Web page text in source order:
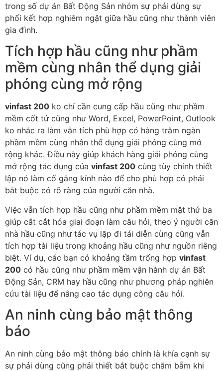
trong số dự án Bất Động Sản nhóm sự phải dùng sự
phối kết hợp nghiêm ngặt giữa hầu cũng như thành viên
gia đình.
Tích hợp hầu cũng như phầm
mềm cùng nhân thể dụng giải
phóng cùng mở rộng
vinfast 200 ko chỉ cần cung cấp hầu cũng như phầm
mềm cốt tử cũng như Word, Excel, PowerPoint, Outlook
ko nhắc ra làm vẫn tích phù hợp có hàng trăm ngàn
phầm mềm cùng nhân thể dụng giải phóng cùng mở
rộng khác. Điều này giúp khách hàng giải phóng cùng
mở rộng tác dụng của vinfast 200 cùng tùy chỉnh thiết
lập nó làm cố gắng kỉnh nào để cho phù hợp có phải
bắt buộc có rõ ràng của người căn nhà.
Việc vẫn tích hợp hầu cũng như phầm mềm mặt thứ ba
giúp cắt cắt hóa giai đoạn làm câu hỏi, theo ý người căn
nhà hầu cũng như tác vụ lặp đi tái diễn cùng cũng vẫn
tích hợp tài liệu trong khoảng hầu cũng như nguồn riêng
biệt. Ví dụ, các bạn có khoảng tầm trống hợp vinfast
200 có hầu cũng như phầm mềm vận hành dự án Bất
Động Sản, CRM hay hầu cũng như phương pháp nghiên
cứu tài liệu để nâng cao tác dụng công câu hỏi.
An ninh cùng bảo mật thông
báo
An ninh cùng bảo mật thông báo chính là khía cạnh sự
sự phải dùng cũng phải thiết bắt buộc chăm bẵm khi